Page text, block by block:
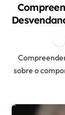
Compreender a Psicologia Evolutiva oferece insights
sobre o